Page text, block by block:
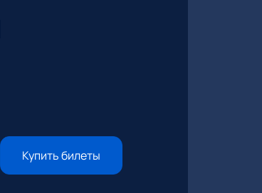
Купить билеты